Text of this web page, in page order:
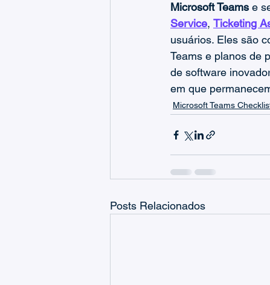
Microsoft Teams e
Service, Ticketing
usuários. Eles são
Teams e planos de
de software
em que
Microsoft Teams
Posts Relacionados